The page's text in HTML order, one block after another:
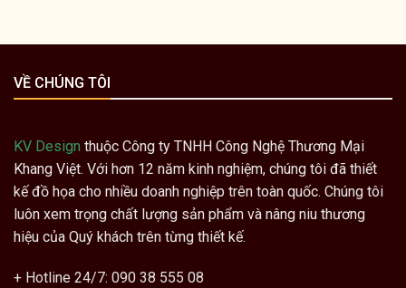
VỀ CHÚNG TÔI
KV Design thuộc Công ty TNHH Công Nghệ Thương Mại
Khang Việt. Với hơn 12 năm kinh nghiệm, chúng tôi đã thiết
kế đồ họa cho nhiều doanh nghiệp trên toàn quốc. Chúng tôi
luôn xem trọng chất lượng sản phẩm và nâng niu thương
hiệu của Quý khách trên từng thiết kế.
+ Hotline 24/7: 090 38 555 08